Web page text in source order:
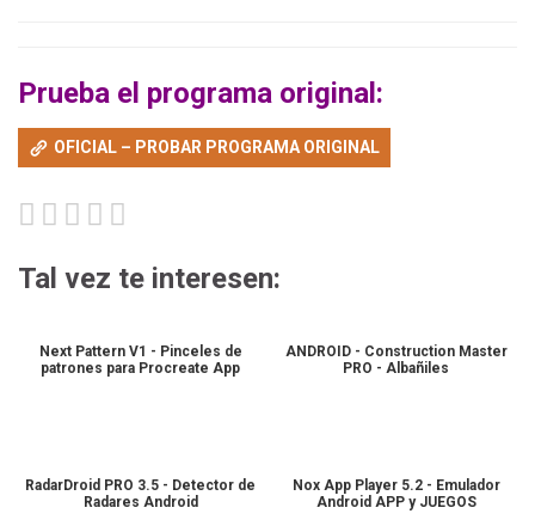
Prueba el programa original:
OFICIAL – PROBAR PROGRAMA ORIGINAL
Tal vez te interesen:
Next Pattern V1 - Pinceles de
patrones para Procreate App
ANDROID - Construction Master
PRO - Albañiles
RadarDroid PRO 3.5 - Detector de
Radares Android
Nox App Player 5.2 - Emulador
Android APP y JUEGOS